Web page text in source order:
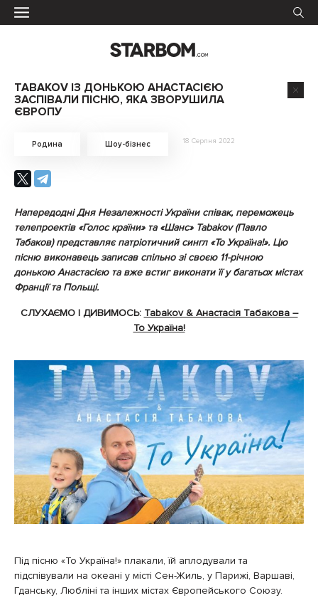
TABAKOV ІЗ ДОНЬКОЮ АНАСТАСІЄЮ
ЗАСПІВАЛИ ПІСНЮ, ЯКА ЗВОРУШИЛА
ЄВРОПУ
Родина Шоу-бізнес 18 Серпня 2022
Напередодні Дня Незалежності України співак, переможець
телепроектів «Голос країни» та «Шанс» Tabakov (Павло
Табаков) представляє патріотичний сингл «То Україна!». Цю
пісню виконавець записав спільно зі своєю 11-річною
донькою Анастасією та вже встиг виконати її у багатьох містах
Франції та Польщі.
СЛУХАЄМО І ДИВИМОСЬ: Tabakov & Анастасія Табакова –
То Україна!
Під пісню «То Україна!» плакали, їй аплодували та
підспівували на океані у місті Сен-Жиль, у Парижі, Варшаві,
Гданську, Любліні та інших містах Європейського Союзу.